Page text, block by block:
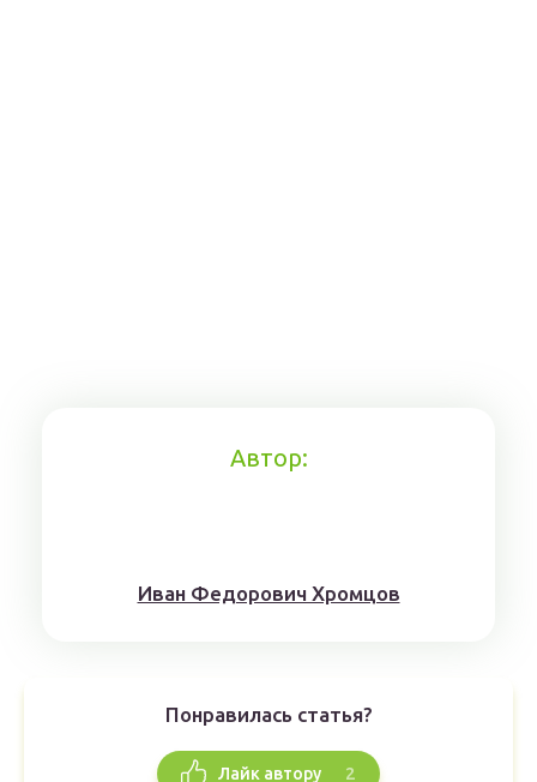
Автор:
Иван Федорович Хромцов
Понравилась статья?
Лайк автору 2